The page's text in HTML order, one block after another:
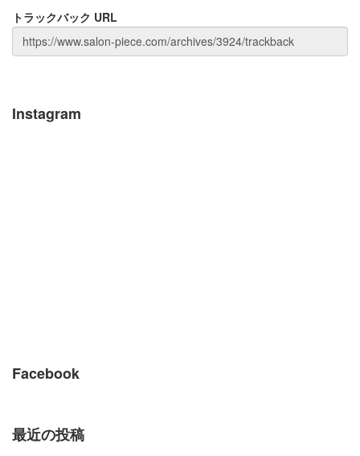
トラックバック URL
Instagram
Facebook
最近の投稿